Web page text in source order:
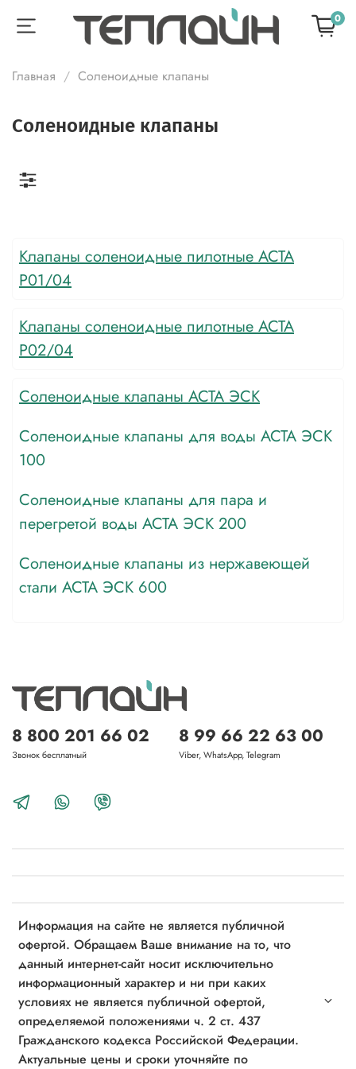
0
Главная Соленоидные клапаны
Соленоидные клапаны
Клапаны соленоидные пилотные АСТА
Р01/04
Клапаны соленоидные пилотные АСТА
Р02/04
Соленоидные клапаны АСТА ЭСК
Соленоидные клапаны для воды АСТА ЭСК
100
Соленоидные клапаны для пара и
перегретой воды АСТА ЭСК 200
Соленоидные клапаны из нержавеющей
стали АСТА ЭСК 600
Информация на сайте не является публичной
офертой. Обращаем Ваше внимание на то, что
данный интернет-сайт носит исключительно
информационный характер и ни при каких
условиях не является публичной офертой,
определяемой положениями ч. 2 ст. 437
Гражданского кодекса Российской Федерации.
Актуальные цены и сроки уточняйте по
8 800 201 66 02
Звонок бесплатный
8 99 66 22 63 00
Viber, WhatsApp, Telegram